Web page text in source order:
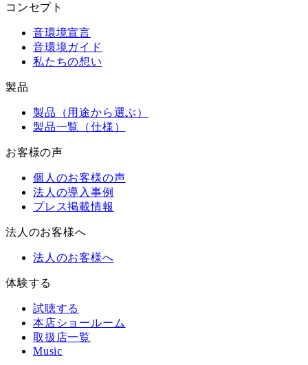
コンセプト
音環境宣言
音環境ガイド
私たちの想い
製品
製品（用途から選ぶ）
製品一覧（仕様）
お客様の声
個人のお客様の声
法人の導入事例
プレス掲載情報
法人のお客様へ
法人のお客様へ
体験する
試聴する
本店ショールーム
取扱店一覧
Music